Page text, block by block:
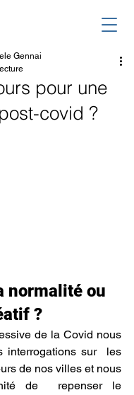
pour une
covid ?
Gennai
normalité ou
?
de la Covid nous
interrogations sur  les
de nos villes et nous
de  repenser le